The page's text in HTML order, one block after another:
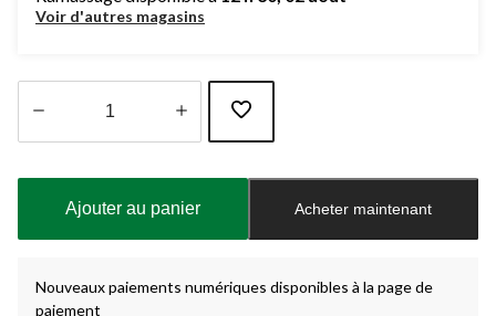
Voir d'autres magasins
à
Ajouter au panier Acheter maintenant
Nouveaux paiements numériques disponibles à la page de
paiement